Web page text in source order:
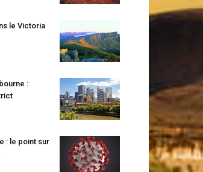
le Victoria
:
: le point sur